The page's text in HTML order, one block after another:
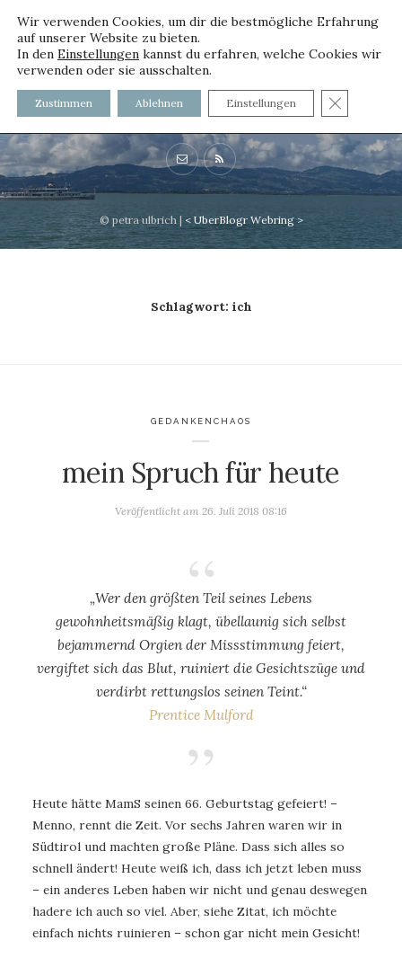
voller worte
mit und ohne Innenfutter
© petra ulbrich | < UberBlogr Webring >
Schlagwort: ich
GEDANKENCHAOS
mein Spruch für heute
Veröffentlicht am 26. Juli 2018 08:16
„Wer den größten Teil seines Lebens
gewohnheitsmäßig klagt, übellaunig sich selbst
bejammernd Orgien der Missstimmung feiert,
vergiftet sich das Blut, ruiniert die Gesichtszüge und
verdirbt rettungslos seinen Teint.“
Prentice Mulford
Heute hätte MamS seinen 66. Geburtstag gefeiert! –
Menno, rennt die Zeit. Vor sechs Jahren waren wir in
Südtirol und machten große Pläne. Dass sich alles so
schnell ändert! Heute weiß ich, dass ich jetzt leben muss
– ein anderes Leben haben wir nicht und genau deswegen
hadere ich auch so viel. Aber, siehe Zitat, ich möchte
einfach nichts ruinieren – schon gar nicht mein Gesicht!
Wir verwenden Cookies, um dir die bestmögliche Erfahrung
auf unserer Website zu bieten.
In den Einstellungen kannst du erfahren, welche Cookies wir
verwenden oder sie ausschalten.
Zustimmen Ablehnen Einstellungen GDPR